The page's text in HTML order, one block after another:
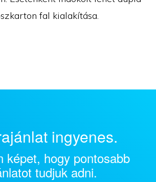
fal kialakítása.
ingyenes.
képet, hogy pontosabb
tudjuk adni.